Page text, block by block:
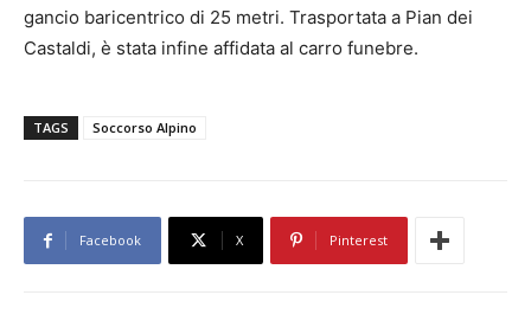
gancio baricentrico di 25 metri. Trasportata a Pian dei
Castaldi, è stata infine affidata al carro funebre.
TAGS Soccorso Alpino
Facebook X Pinterest